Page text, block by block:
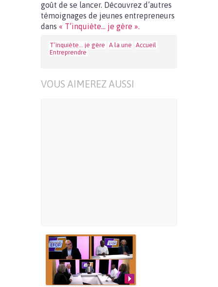
goût de se lancer. Découvrez d’autres
témoignages de jeunes entrepreneurs
dans « T’inquiète… je gère ».
T’inquiète… je gère A la une Accueil
Entreprendre
VOUS AIMEREZ AUSSI